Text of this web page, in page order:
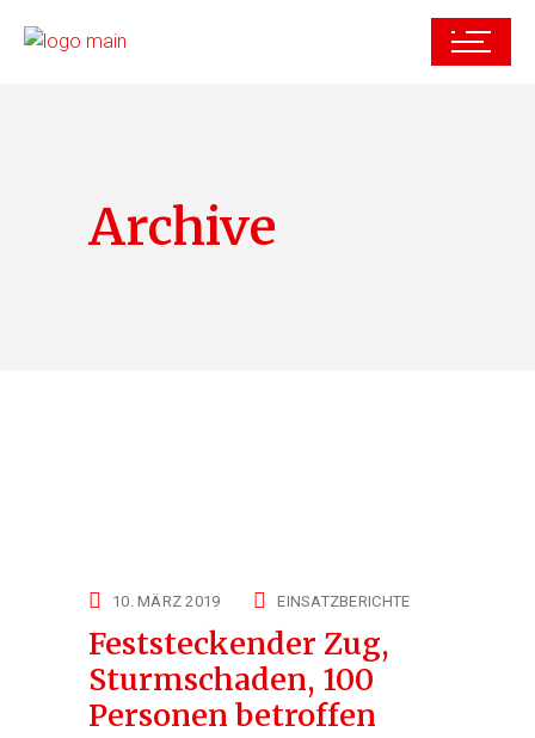
Archive
10. MÄRZ 2019 EINSATZBERICHTE
Feststeckender Zug,
Sturmschaden, 100
Personen betroffen